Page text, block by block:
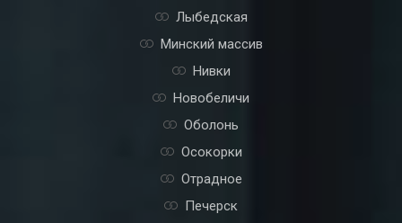
Лыбедская
Минский массив
Нивки
Новобеличи
Оболонь
Осокорки
Отрадное
Печерск